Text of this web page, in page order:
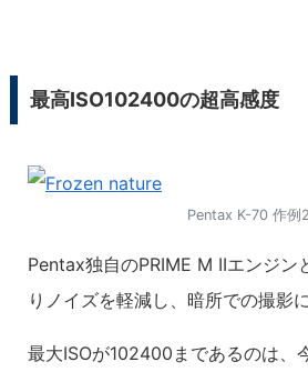
最高ISO102400の超高感度
Pentax K-70 作例2
Pentax独自のPRIME M IIエンジン
りノイズを軽減し、暗所での撮影
最大ISOが102400まであるのは、